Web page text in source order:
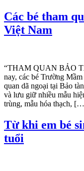
Các bé tham
Việt Nam
“THAM QUAN BẢO
nay, các bé Trường
quan dã ngoại tại Bảo
và lưu giữ nhiều mẫu
trùng, mẫu hóa thạch,
Từ khi em bé
tuổi